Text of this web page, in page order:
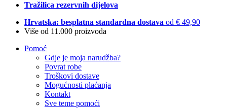
Tražilica rezervnih dijelova
Hrvatska: besplatna standardna dostava od € 49,90
Više od 11.000 proizvoda
Pomoć
Gdje je moja narudžba?
Povrat robe
Troškovi dostave
Mogućnosti plaćanja
Kontakt
Sve teme pomoći